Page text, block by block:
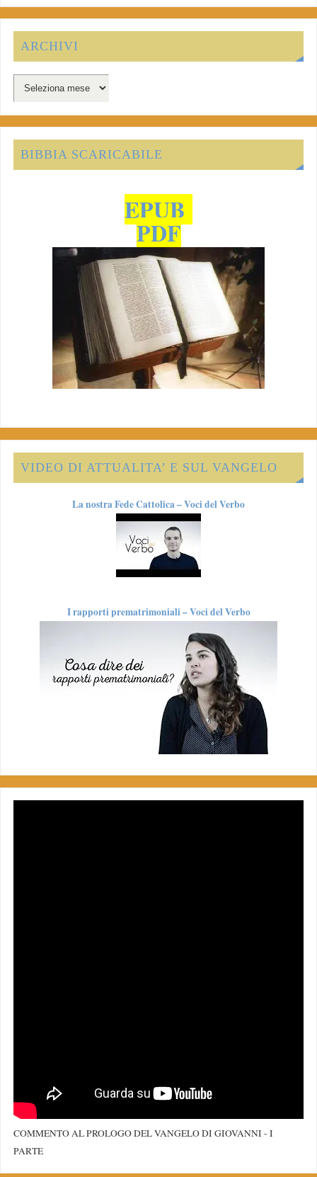
ARCHIVI
BIBBIA SCARICABILE
EPUB
PDF
VIDEO DI ATTUALITA’ E SUL VANGELO
La nostra Fede Cattolica – Voci del Verbo
I rapporti prematrimoniali – Voci del Verbo
COMMENTO AL PROLOGO DEL VANGELO DI GIOVANNI - I
PARTE